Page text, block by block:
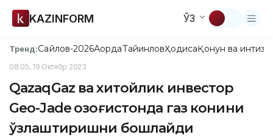
KAZINFORM ЎЗ
Тренд:Сайлов-2026АқордаТайинловҲодисаҚонун ва
08:05, 19 Октябр 2023
QazaqGaz ва хитойлик инвестор
Geo-Jade Қозоғистонда газ конини
ўзлаштиришни бошлайди